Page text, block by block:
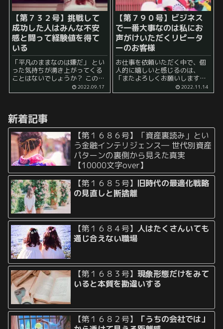
【第７３２号】挑戦して
成功した人はみんな不安
感と闘って経験値を得て
いる
「平凡のままなのは嫌だ」 とい
った気持ちが湧き上がってくる
ことはないでしょうか？ このよ
うな気持ちになるのは、 「毎日
同じことばかりしている……」
2022.09.17
【第７９０号】ビジネス
で一番大事なのは私にお
声がけいただくリピータ
ーのお客様
お仕事を依頼いただく中で、個
人的に嬉しいと感じるのは、
「またよろしくお願いします」
にリピーターとして、私個人に
2022.11.14
新着記事
【第１６８６号】「資産裏読み」とい
う金融インテリジェンス― 世代別資産
パターンの裏側から見えた真実
【10000文字over】
【第１６８５号】 旧時代の最適化戦略
の見直しと断捨離
【第１６８４号】人はたくさんいても
通じ合えない職場
【第１６８３号】現象形態だけをみて
いると本質を勘違いする
【第１６８２号】
「うちの会社では」